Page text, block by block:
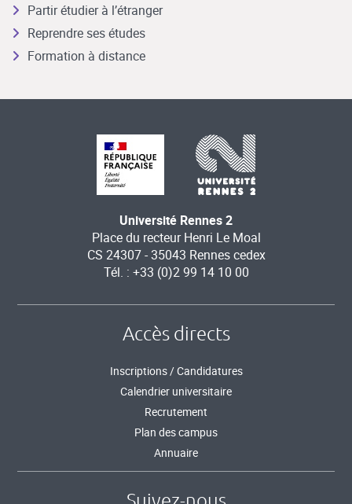
Partir étudier à l’étranger
Reprendre ses études
Formation à distance
Université Rennes 2
Place du recteur Henri Le Moal
CS 24307 - 35043 Rennes cedex
Tél. : +33 (0)2 99 14 10 00
Accès directs
Inscriptions / Candidatures
Calendrier universitaire
Recrutement
Plan des campus
Annuaire